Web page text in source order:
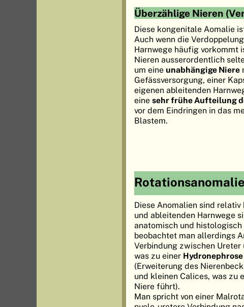
Überzählige Nieren
Diese kongenitale Aomalie
Auch wenn die
Harnwege häufig vorkommt
Nieren ausserordentlich
um eine unabhängige Niere
Gefässversorgung, einer
eigenen ableitenden
eine sehr frühe Aufteilung
vor dem Eindringen in das
Blastem.
Rotationsanomalie
Diese Anomalien sind
und ableitenden Harnwege
anatomisch und
beobachtet man allerdings
Verbindung zwischen Ureter
was zu einer Hydronephrose
(Erweiterung des
und kleinen Calices, was zu
Niere führt).
Man spricht von einer